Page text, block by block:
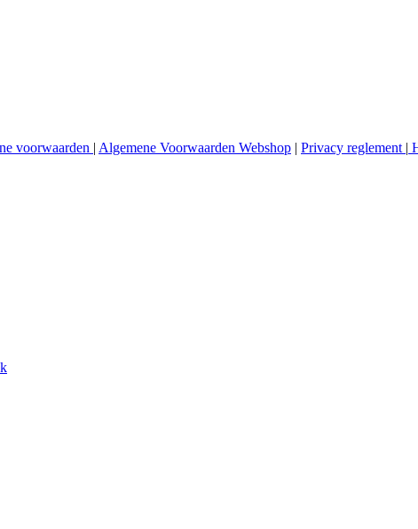
voorwaarden | Algemene Voorwaarden Webshop | Privacy reglement |